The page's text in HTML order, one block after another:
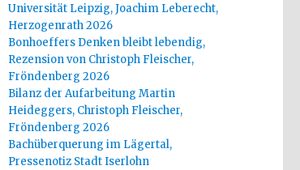
Universität Leipzig, Joachim Leberecht,
Herzogenrath 2026
Bonhoeffers Denken bleibt lebendig,
Rezension von Christoph Fleischer,
Fröndenberg 2026
Bilanz der Aufarbeitung Martin
Heideggers, Christoph Fleischer,
Fröndenberg 2026
Bachüberquerung im Lägertal,
Pressenotiz Stadt Iserlohn